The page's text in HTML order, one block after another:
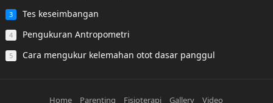
3 Tes keseimbangan
4 Pengukuran Antropometri
5 Cara mengukur kelemahan otot dasar panggul
Home Parenting Fisioterapi Gallery Video